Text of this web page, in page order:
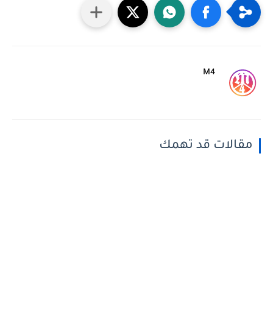
M4
مقالات قد تهمك